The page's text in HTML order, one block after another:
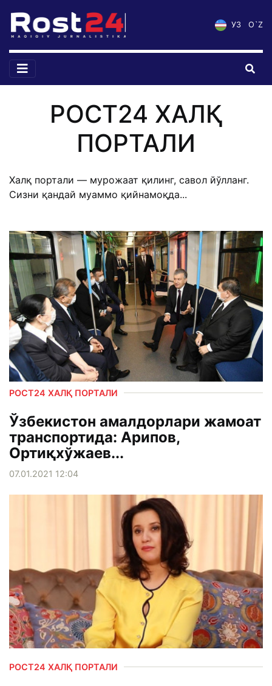
УЗ O`Z
РОСТ24 ХАЛҚ
ПОРТАЛИ
Халқ портали — мурожаат қилинг, савол йўлланг.
Сизни қандай муаммо қийнамоқда...
РОСТ24 ХАЛҚ ПОРТАЛИ
Ўзбекистон амалдорлари жамоат
транспортида: Арипов,
Ортиқхўжаев...
07.01.2021 12:04
РОСТ24 ХАЛҚ ПОРТАЛИ